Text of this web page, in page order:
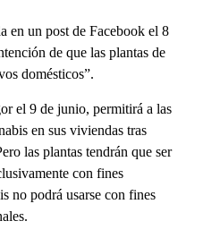
en un post de Facebook el 8
de que las plantas de
domésticos”.
el 9 de junio, permitirá a las
en sus viviendas tras
las plantas tendrán que ser
con fines
no podrá usarse con fines